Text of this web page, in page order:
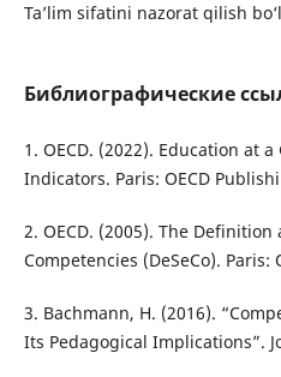
Ta’lim sifatini nazorat qilish
Библиографические
1. OECD. (2022). Education at a
Indicators. Paris: OECD
2. OECD. (2005). The
Competencies (DeSeCo). Paris:
3. Bachmann, H. (2016).
Its Pedagogical Implications”.